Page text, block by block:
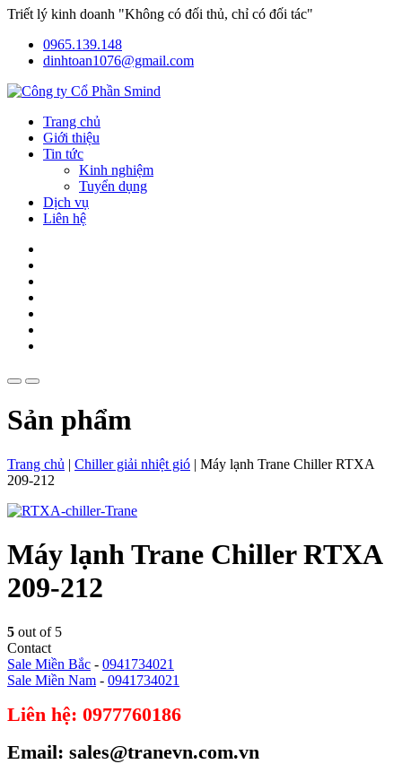
Triết lý kinh doanh "Không có đối thủ, chỉ có đối tác"
0965.139.148
dinhtoan1076@gmail.com
Trang chủ
Giới thiệu
Tin tức
Kinh nghiệm
Tuyển dụng
Dịch vụ
Liên hệ
Sản phẩm
Trang chủ | Chiller giải nhiệt gió | Máy lạnh Trane Chiller RTXA
209-212
Máy lạnh Trane Chiller RTXA
209-212
5 out of 5
Contact
Sale Miền Bắc - 0941734021
Sale Miền Nam - 0941734021
Liên hệ: 0977760186
Email: sales@tranevn.com.vn